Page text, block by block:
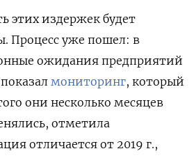
этих издержек будет
Процесс уже пошел: в
ожидания предприятий
мониторинг, который
они несколько месяцев
отметила
отличается от 2019 г.,